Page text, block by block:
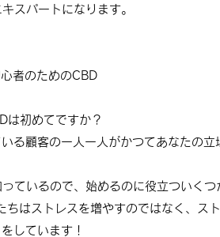
スパートになります。
者のためのCBD
は初めてですか？
る顧客の一人一人がかつてあなたの立
ているので、始めるのに役立ついく
はストレスを増やすのではなく、ス
をしています！